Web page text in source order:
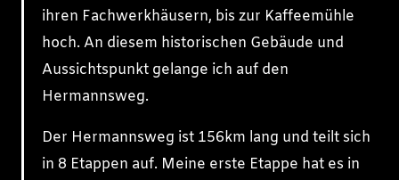
ihren Fachwerkhäusern, bis zur Kaffeemühle
hoch. An diesem historischen Gebäude und
Aussichtspunkt gelange ich auf den
Hermannsweg.
Der Hermannsweg ist 156km lang und teilt sich
in 8 Etappen auf. Meine erste Etappe hat es in